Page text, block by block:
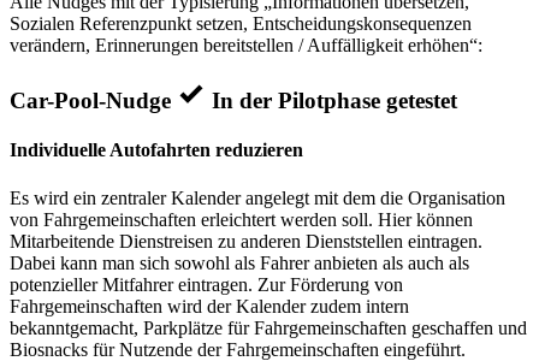
Sozialen Referenzpunkt setzen, Entscheidungskonsequenzen
verändern, Erinnerungen bereitstellen / Auffälligkeit erhöhen“:
Car-Pool-Nudge In der Pilotphase getestet
Individuelle Autofahrten reduzieren
Es wird ein zentraler Kalender angelegt mit dem die Organisation
von Fahrgemeinschaften erleichtert werden soll. Hier können
Mitarbeitende Dienstreisen zu anderen Dienststellen eintragen.
Dabei kann man sich sowohl als Fahrer anbieten als auch als
potenzieller Mitfahrer eintragen. Zur Förderung von
Fahrgemeinschaften wird der Kalender zudem intern
bekanntgemacht, Parkplätze für Fahrgemeinschaften geschaffen und
Biosnacks für Nutzende der Fahrgemeinschaften eingeführt.